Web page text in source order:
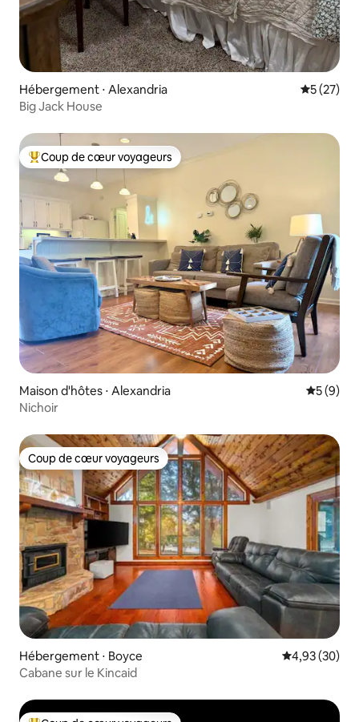
Hébergement ⋅ Alexandria
5 (27)
Big Jack House
Coups de cœur voyageurs les plus appréciés
Coup de cœur voyageurs
Maison d'hôtes ⋅ Alexandria
5 (9)
Nichoir
Coup de cœur voyageurs
Coup de cœur voyageurs
Hébergement ⋅ Boyce Évaluation
4,93 (30)
Cabane sur le Kincaid